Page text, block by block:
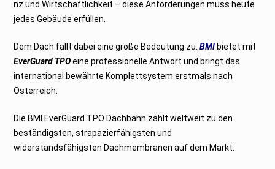
nz und Wirtschaftlichkeit – diese Anforderungen muss heute
jedes Gebäude erfüllen.
Dem Dach fällt dabei eine große Bedeutung zu.BMI bietet mit
EverGuard TPOeine professionelle Antwort und bringt das
international bewährte Komplettsystem erstmals nach
Österreich.
Die BMI EverGuard TPO Dachbahn zählt weltweit zu den
beständigsten, strapazierfähigsten und
widerstandsfähigsten Dachmembranen auf dem Markt.